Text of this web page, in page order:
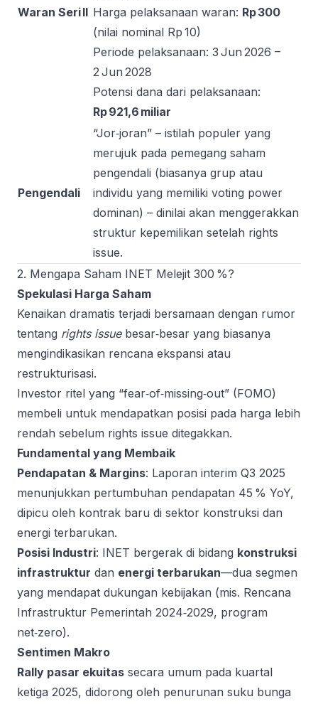
Waran Seri II Harga pelaksanaan waran: Rp 300
(nilai nominal Rp 10)
Periode pelaksanaan: 3 Jun 2026 –
2 Jun 2028
Potensi dana dari pelaksanaan:
Rp 921,6 miliar
Pengendali
“Jor‑joran” – istilah populer yang
merujuk pada pemegang saham
pengendali (biasanya grup atau
individu yang memiliki voting power
dominan) – dinilai akan menggerakkan
struktur kepemilikan setelah rights
issue.
2. Mengapa Saham INET Melejit 300 %?
Spekulasi Harga Saham
Kenaikan dramatis terjadi bersamaan dengan rumor
tentang rights issuebesar‑besar yang biasanya
mengindikasikan rencana ekspansi atau
restrukturisasi.
Investor ritel yang “fear‑of‑missing‑out” (FOMO)
membeli untuk mendapatkan posisi pada harga lebih
rendah sebelum rights issue ditegakkan.
Fundamental yang Membaik
Pendapatan & Margins: Laporan interim Q3 2025
menunjukkan pertumbuhan pendapatan 45 % YoY,
dipicu oleh kontrak baru di sektor konstruksi dan
energi terbarukan.
Posisi Industri: INET bergerak di bidang konstruksi
infrastruktur dan energi terbarukan—dua segmen
yang mendapat dukungan kebijakan (mis. Rencana
Infrastruktur Pemerintah 2024‑2029, program
net‑zero).
Sentimen Makro
Rally pasar ekuitas secara umum pada kuartal
ketiga 2025, didorong oleh penurunan suku bunga